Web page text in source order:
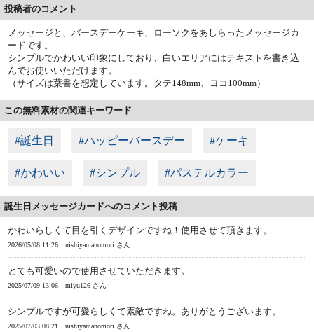
投稿者のコメント
メッセージと、バースデーケーキ、ローソクをあしらったメッセージカ
ードです。
シンプルでかわいい印象にしており、白いエリアにはテキストを書き込
んでお使いいただけます。
（サイズは葉書を想定しています。タテ148mm、ヨコ100mm）
この無料素材の関連キーワード
#誕生日 #ハッピーバースデー #ケーキ
#かわいい #シンプル #パステルカラー
誕生日メッセージカードへのコメント投稿
かわいらしくて目を引くデザインですね！使用させて頂きます。
2026/05/08 11:26 nishiyamanomori さん
とても可愛いので使用させていただきます。
2025/07/09 13:06 miyu126 さん
シンプルですが可愛らしくて素敵ですね。ありがとうございます。
2025/07/03 08:21 nishiyamanomori さん